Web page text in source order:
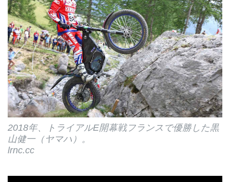
2018年、トライアルE開幕戦フランスで優勝した黒
山健一（ヤマハ）。
lrnc.cc